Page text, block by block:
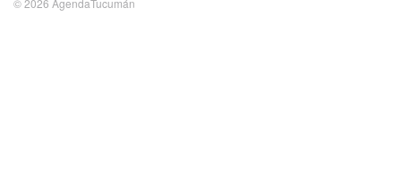
© 2026 AgendaTucumán